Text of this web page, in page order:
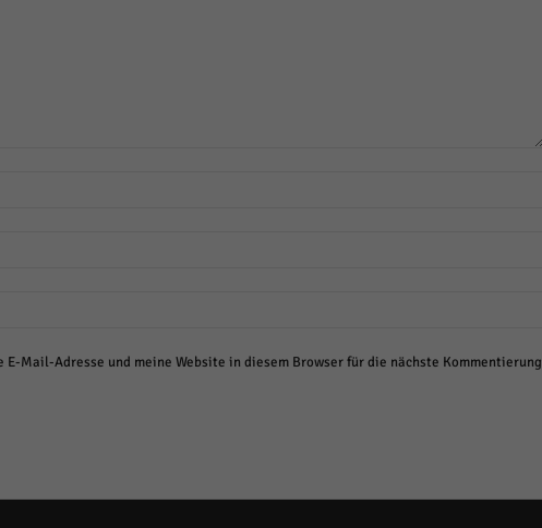
E-Mail-Adresse und meine Website in diesem Browser für die nächste Kommentierung